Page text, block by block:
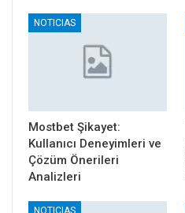
NOTICIAS
Mostbet Şikayet:
Kullanıcı Deneyimleri ve
Çözüm Önerileri
Analizleri
NOTICIAS